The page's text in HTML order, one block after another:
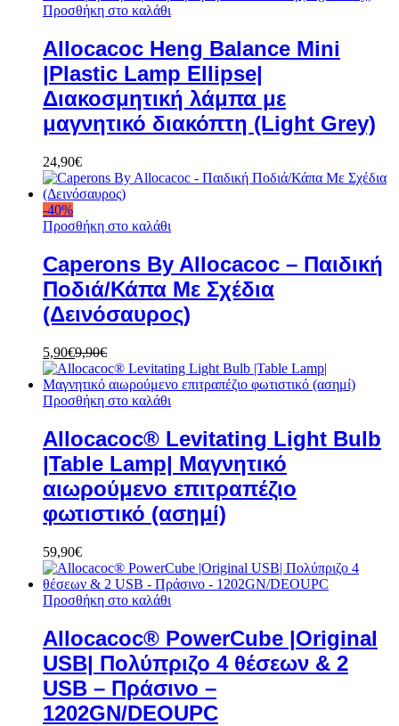
Προσθήκη στο καλάθι
Allocacoc Heng Balance Mini
|Plastic Lamp Ellipse|
Διακοσμητική λάμπα με
μαγνητικό διακόπτη (Light Grey)
24,90€
-40%
Προσθήκη στο καλάθι
Caperons By Allocacoc – Παιδική
Ποδιά/Κάπα Με Σχέδια
(Δεινόσαυρος)
5,90€9,90€
Προσθήκη στο καλάθι
Allocacoc® Levitating Light Bulb
|Table Lamp| Μαγνητικό
αιωρούμενο επιτραπέζιο
φωτιστικό (ασημί)
59,90€
Προσθήκη στο καλάθι
Allocacoc® PowerCube |Original
USB| Πολύπριζο 4 θέσεων & 2
USB – Πράσινο –
1202GN/DEOUPC